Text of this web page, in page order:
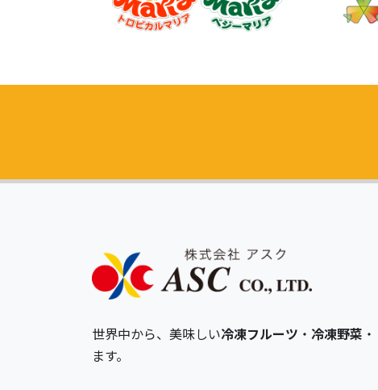
世界中から、美味しい冷凍フルーツ ・ 冷凍野菜 ・
ます。